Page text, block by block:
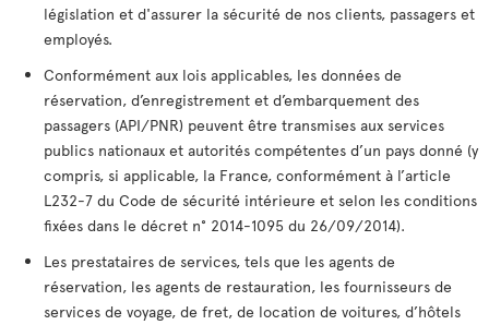
législation et d'assurer la sécurité de nos clients, passagers et
employés.
Conformément aux lois applicables, les données de
réservation, d’enregistrement et d’embarquement des
passagers (API/PNR) peuvent être transmises aux services
publics nationaux et autorités compétentes d’un pays donné (y
compris, si applicable, la France, conformément à l’article
L232-7 du Code de sécurité intérieure et selon les conditions
fixées dans le décret n° 2014-1095 du 26/09/2014).
Les prestataires de services, tels que les agents de
réservation, les agents de restauration, les fournisseurs de
services de voyage, de fret, de location de voitures, d’hôtels